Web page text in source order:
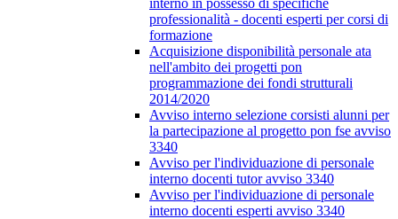
interno in possesso di specifiche
professionalità - docenti esperti per corsi di
formazione
Acquisizione disponibilità personale ata
nell'ambito dei progetti pon
programmazione dei fondi strutturali
2014/2020
Avviso interno selezione corsisti alunni per
la partecipazione al progetto pon fse avviso
3340
Avviso per l'individuazione di personale
interno docenti tutor avviso 3340
Avviso per l'individuazione di personale
interno docenti esperti avviso 3340